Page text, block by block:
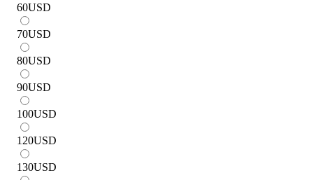
60USD
70USD
80USD
90USD
100USD
120USD
130USD